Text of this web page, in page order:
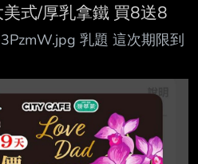
式/厚乳拿鐵 買8送8
乳題 這次期限到